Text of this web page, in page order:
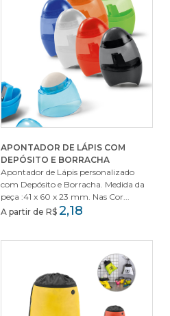
APONTADOR DE LÁPIS COM
DEPÓSITO E BORRACHA
Apontador de Lápis personalizado
com Depósito e Borracha. Medida da
peça :41 x 60 x 23 mm. Nas Cor...
A partir de R$ 2,18